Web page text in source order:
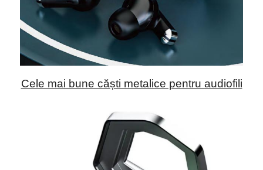
Cele mai bune căști metalice pentru audiofili